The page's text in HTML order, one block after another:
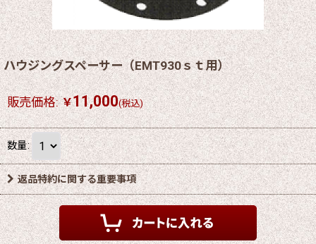
ハウジングスペーサー（EMT930ｓｔ用）
販売価格: ￥11,000(税込)
数量:
返品特約に関する重要事項